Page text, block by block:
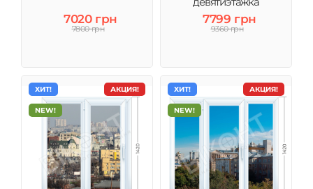
7020 грн
7800 грн
7799 грн
9360 грн
АКЦИЯ!
ХИТ!
NEW!
АКЦИЯ!
ХИТ!
NEW!